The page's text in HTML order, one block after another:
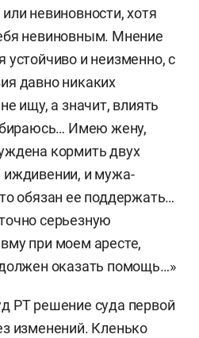
невиновности, хотя
невиновным. Мнение
устойчиво и неизменно, с
давно никаких
ищу, а значит, влиять
Имею жену,
кормить двух
и мужа-
обязан ее поддержать…
серьезную
при моем аресте,
оказать помощь…»
РТ решение суда первой
изменений. Кленько